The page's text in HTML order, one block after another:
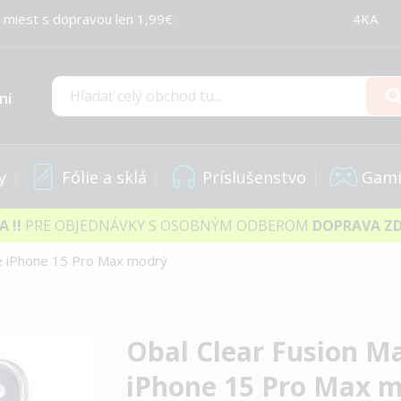
s dopravou len 1,99€ 4KA
Hľadať
Fólie a sklá Príslušenstvo
!! PRE OBJEDNÁVKY S OSOBNÝM ODBEROM DOPRAVA
iPhone 15 Pro Max modrý
Obal Clear Fusion
iPhone 15 Pro Max